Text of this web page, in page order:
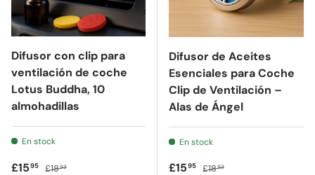
Difusor con clip para
ventilación de coche
Lotus Buddha, 10
almohadillas
En stock
Precio de oferta
£1595 Precio regular
£1893
Difusor de Aceites
Esenciales para Coche
Clip de Ventilación –
Alas de Ángel
En stock
Precio de oferta
£1595 Precio regular
£1893